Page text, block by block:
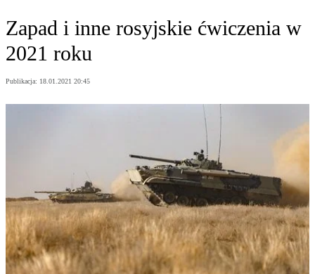
Zapad i inne rosyjskie ćwiczenia w
2021 roku
Publikacja: 18.01.2021 20:45